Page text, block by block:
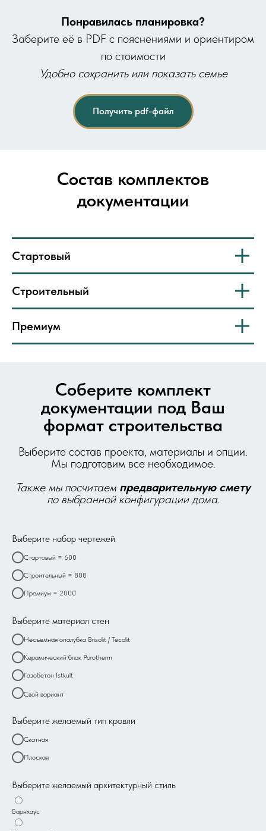
Понравилась планировка?
Заберите её в PDF с пояснениями и ориентиром
по стоимости
Удобно сохранить или показать семье
Получить pdf-файл
Состав комплектов
документации
Стартовый
Строительный
Премиум
Соберите комплект
документации под Ваш
формат строительства
Выберите состав проекта, материалы и опции.
Мы подготовим все необходимое.
Также мы посчитаем предварительную смету
по выбранной конфигурации дома.
Выберите набор чертежей
Стартовый = 600
Строительный = 800
Премиум = 2000
Выберите материал стен
Несъемная опалубка Brisolit / Tecolit
Керамический блок Porotherm
Газобетон Istkult
Свой вариант
Выберите желаемый тип кровли
Скатная
Плоская
Выберите желаемый архитектурный стиль
Барнхаус